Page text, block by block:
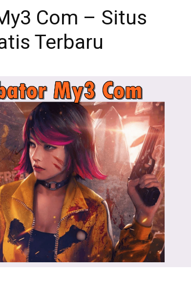
Com – Situs
Terbaru